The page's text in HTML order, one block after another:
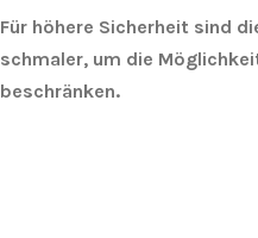
Für höhere Sicherheit sind
schmaler, um die
beschränken.